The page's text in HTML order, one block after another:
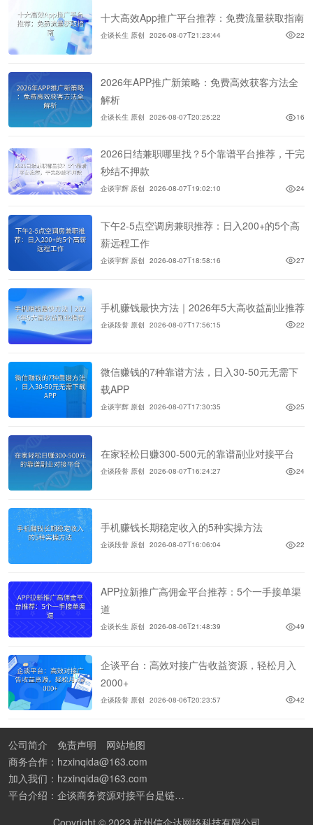
十大高效App推广平台推荐：免费流量获取指南
企谈长生 原创 2026-08-07T21:23:44 22
2026年APP推广新策略：免费高效获客方法全
解析
企谈长生 原创 2026-08-07T20:25:22 16
2026日结兼职哪里找？5个靠谱平台推荐，干完
秒结不押款
企谈宇辉 原创 2026-08-07T19:02:10 24
下午2-5点空调房兼职推荐：日入200+的5个高
薪远程工作
企谈宇辉 原创 2026-08-07T18:58:16 27
手机赚钱最快方法｜2026年5大高收益副业推荐
企谈段誉 原创 2026-08-07T17:56:15 22
微信赚钱的7种靠谱方法，日入30-50元无需下
载APP
企谈宇辉 原创 2026-08-07T17:30:35 25
在家轻松日赚300-500元的靠谱副业对接平台
企谈段誉 原创 2026-08-07T16:24:27 24
手机赚钱长期稳定收入的5种实操方法
企谈段誉 原创 2026-08-07T16:06:04 22
APP拉新推广高佣金平台推荐：5个一手接单渠
道
企谈长生 原创 2026-08-06T21:48:39 49
企谈平台：高效对接广告收益资源，轻松月入
2000+
企谈段誉 原创 2026-08-06T20:23:57 42
公司简介 免责声明
网站地图
商务合作：hzxinqida@163.com
加入我们：hzxinqida@163.com
平台介绍：企谈商务资源对接平台是链接资源人脉与客户的平台,也是地推app接任务平台、地推拉新团队接单平台。平台汇聚100W+商务资源，地推拉新、APP推广、BD异业合作等业务可免费发布。同时全国的地推团队和个人都可在地推接单平台找到赚钱项目和分享交流地推问题。